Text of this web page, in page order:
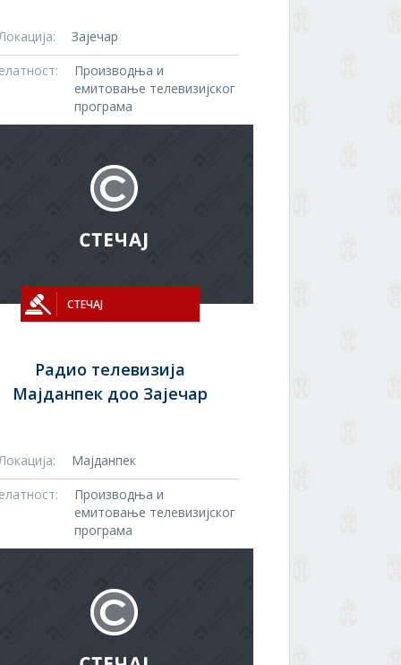
Зајечар
Производња и
емитовање телевизијског
програма
СТЕЧАЈ
Радио телевизија
Мајданпек доо Зајечар
Мајданпек
Производња и
емитовање телевизијског
програма